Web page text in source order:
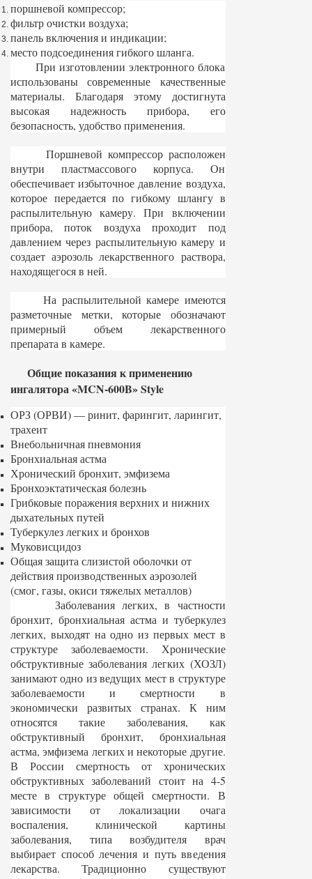
поршневой компрессор;
фильтр очистки воздуха;
панель включения и индикации;
место подсоединения гибкого шланга.
При изготовлении электронного блока
использованы современные качественные
материалы. Благодаря этому достигнута
высокая надежность прибора, его
безопасность, удобство применения.
Поршневой компрессор расположен
внутри пластмассового корпуса. Он
обеспечивает избыточное давление воздуха,
которое передается по гибкому шлангу в
распылительную камеру. При включении
прибора, поток воздуха проходит под
давлением через распылительную камеру и
создает аэрозоль лекарственного раствора,
находящегося в ней.
На распылительной камере имеются
разметочные метки, которые обозначают
примерный объем лекарственного
препарата в камере.
Общие показания к применению
ингалятора «MCN-600B» Style
ОРЗ (ОРВИ) — ринит, фарингит, ларингит,
трахеит
Внебольничная пневмония
Бронхиальная астма
Хронический бронхит, эмфизема
Бронхоэктатическая болезнь
Грибковые поражения верхних и нижних
дыхательных путей
Туберкулез легких и бронхов
Муковисцидоз
Общая защита слизистой оболочки от
действия производственных аэрозолей
(смог, газы, окиси тяжелых металлов)
Заболевания легких, в частности
бронхит, бронхиальная астма и туберкулез
легких, выходят на одно из первых мест в
структуре заболеваемости. Хронические
обструктивные заболевания легких (ХОЗЛ)
занимают одно из ведущих мест в структуре
заболеваемости и смертности в
экономически развитых странах. К ним
относятся такие заболевания, как
обструктивный бронхит, бронхиальная
астма, эмфизема легких и некоторые другие.
В России смертность от хронических
обструктивных заболеваний стоит на 4-5
месте в структуре общей смертности. В
зависимости от локализации очага
воспаления, клинической картины
заболевания, типа возбудителя врач
выбирает способ лечения и путь введения
лекарства. Традиционно существуют